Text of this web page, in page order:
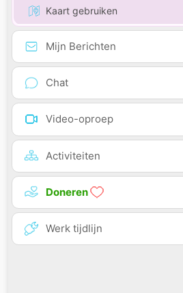
Kaart gebruiken
Mijn Berichten
Chat
Video-oproep
Activiteiten
Doneren
Werk tijdlijn